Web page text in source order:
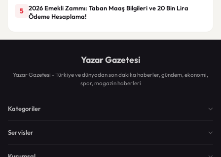
5
2026 Emekli Zammı: Taban Maaş Bilgileri ve 20 Bin Lira
Ödeme Hesaplama!
Yazar Gazetesi
Yazar Gazetesi - Türkiye ve dünyadan son dakika haberler, gündem, ekonomi,
spor, magazin haberleri
Kategoriler
Servisler